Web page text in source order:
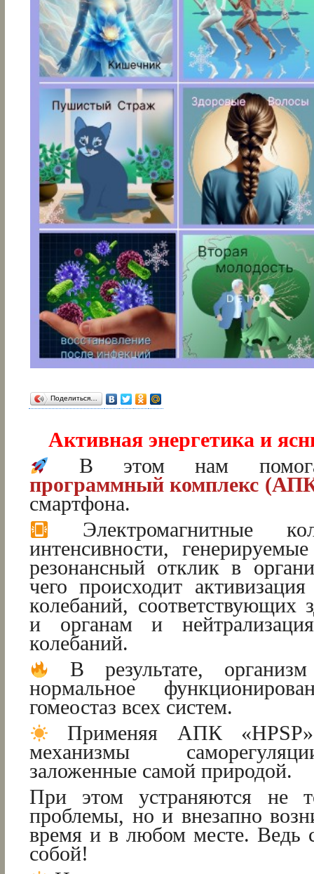
Поделиться…
Активная энергетика и
В этом нам
программный комплекс
смартфона.
Электромагнитные
интенсивности,
резонансный отклик в
чего происходит
колебаний, соответствующих
и органам и нейтрализация
колебаний.
В результате, организм
нормальное
гомеостаз всех систем.
Применяя АПК
механизмы
заложенные самой природой.
При этом устраняются не
проблемы, но и внезапно
время и в любом месте. Ведь
собой!